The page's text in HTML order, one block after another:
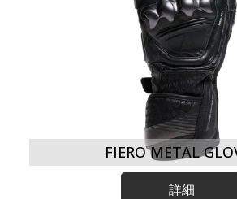
FIERO METAL
詳細